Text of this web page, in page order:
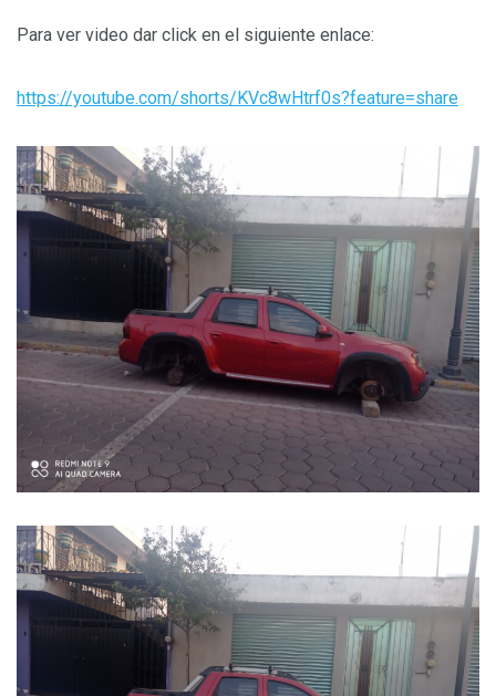
Para ver video dar click en el siguiente enlace:
https://youtube.com/shorts/KVc8wHtrf0s?feature=share